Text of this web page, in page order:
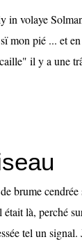
in volaye
mon pié ... et en
il y a une
brume cendrée
là, perché
tel un